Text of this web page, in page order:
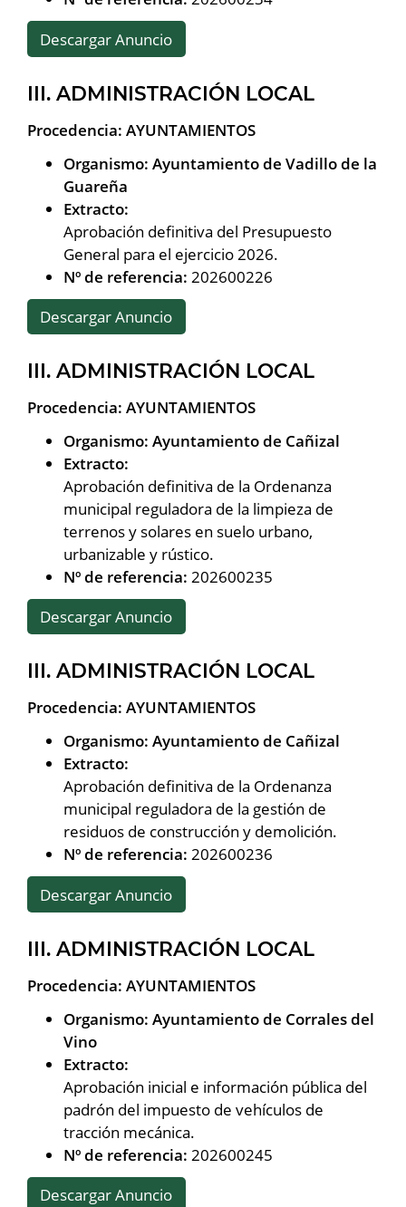
Descargar Anuncio
III. ADMINISTRACIÓN LOCAL
Procedencia: AYUNTAMIENTOS
Organismo: Ayuntamiento de Vadillo de la
Guareña
Extracto:
Aprobación definitiva del Presupuesto
General para el ejercicio 2026.
Nº de referencia: 202600226
Descargar Anuncio
III. ADMINISTRACIÓN LOCAL
Procedencia: AYUNTAMIENTOS
Organismo: Ayuntamiento de Cañizal
Extracto:
Aprobación definitiva de la Ordenanza
municipal reguladora de la limpieza de
terrenos y solares en suelo urbano,
urbanizable y rústico.
Nº de referencia: 202600235
Descargar Anuncio
III. ADMINISTRACIÓN LOCAL
Procedencia: AYUNTAMIENTOS
Organismo: Ayuntamiento de Cañizal
Extracto:
Aprobación definitiva de la Ordenanza
municipal reguladora de la gestión de
residuos de construcción y demolición.
Nº de referencia: 202600236
Descargar Anuncio
III. ADMINISTRACIÓN LOCAL
Procedencia: AYUNTAMIENTOS
Organismo: Ayuntamiento de Corrales del
Vino
Extracto:
Aprobación inicial e información pública del
padrón del impuesto de vehículos de
tracción mecánica.
Nº de referencia: 202600245
Descargar Anuncio